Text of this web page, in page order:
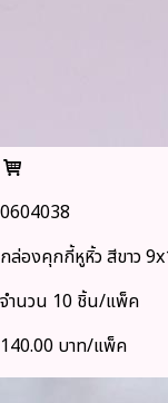
0604038
กล่องคุกกี้หูหิ้ว สีขาว
จำนวน 10 ชิ้น/แพ็ค
140.00 บาท/แพ็ค